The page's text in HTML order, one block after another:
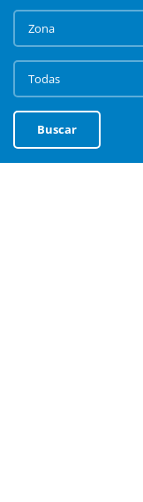
Buscar